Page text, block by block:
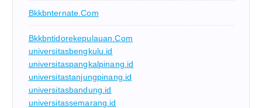
Bkkbnternate.com
Bkkbntidorekepulauan.com
universitasbengkulu.id
universitaspangkalpinang.id
universitastanjungpinang.id
universitasbandung.id
universitassemarang.id